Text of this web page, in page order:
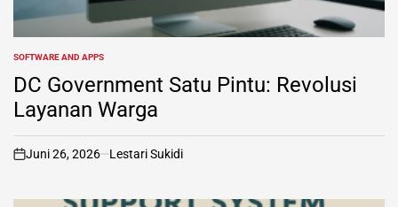
POSTED
IN
SOFTWARE AND APPS
DC Government Satu Pintu: Revolusi
Layanan Warga
on
Juni 26, 2026 Lestari Sukidi